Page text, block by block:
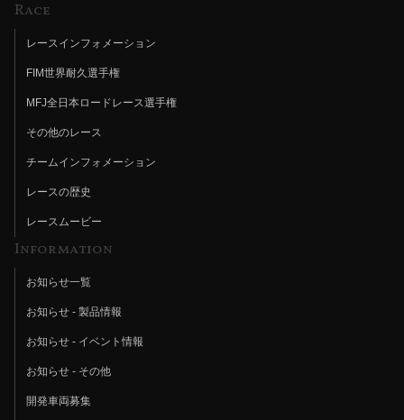
Race
レースインフォメーション
FIM世界耐久選手権
MFJ全日本ロードレース選手権
その他のレース
チームインフォメーション
レースの歴史
レースムービー
Information
お知らせ一覧
お知らせ - 製品情報
お知らせ - イベント情報
お知らせ - その他
開発車両募集